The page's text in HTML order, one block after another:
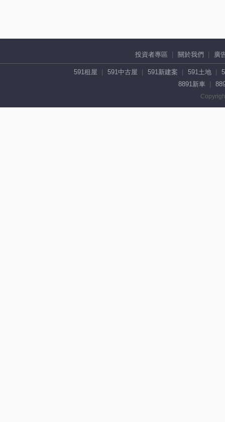
投資者專區 關於我們 廣
591租屋 591中古屋 591新建案 591土地
8891新車